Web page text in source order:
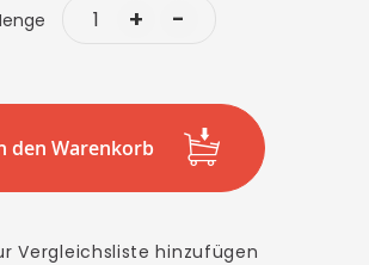
-
+
den Warenkorb
Vergleichsliste hinzufügen